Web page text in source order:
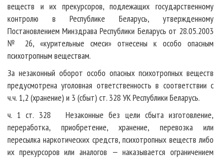
веществ и их прекурсоров, подлежащих государственному
контролю в Республике Беларусь, утвержденному
Постановлением Минздрава Республики Беларусь от 28.05.2003
№ 26, «курительные смеси» отнесены к особо опасным
психотропным веществам.
За незаконный оборот особо опасных психотропных веществ
предусмотрена уголовная ответственность в соответствии с
ч.ч. 1,2 (хранение) и 3 (сбыт) ст. 328 УК Республики Беларусь.
ч. 1 ст. 328 Незаконные без цели сбыта изготовление,
переработка, приобретение, хранение, перевозка или
пересылка наркотических средств, психотропных веществ либо
их прекурсоров или аналогов — наказывается ограничением